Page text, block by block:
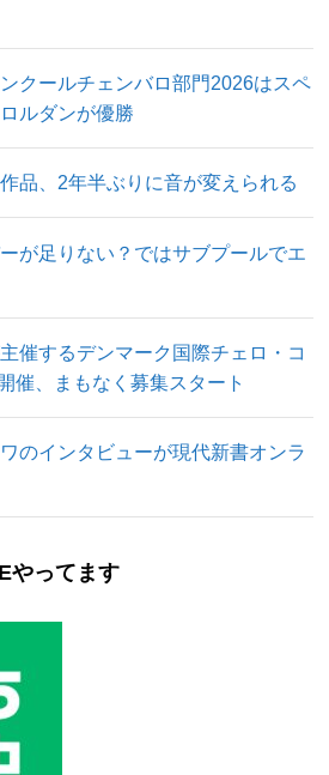
クールチェンバロ部門2026はスペ
ルダンが優勝
品、2年半ぶりに音が変えられる
が足りない？ではサブプールでエ
催するデンマーク国際チェロ・コ
催、まもなく募集スタート
のインタビューが現代新書オンラ
やってます